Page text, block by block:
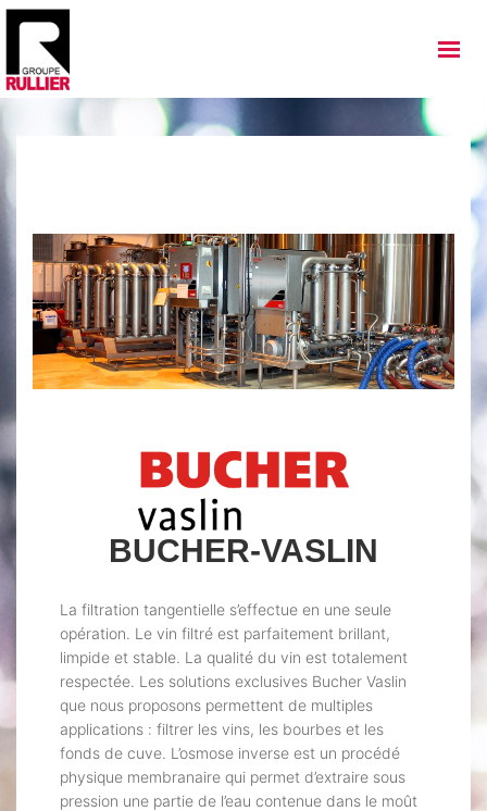
NOS ACTUALITÉS
BUCHER-VASLIN
La filtration tangentielle s’effectue en une seule
opération. Le vin filtré est parfaitement brillant,
limpide et stable. La qualité du vin est totalement
respectée. Les solutions exclusives Bucher Vaslin
que nous proposons permettent de multiples
applications : filtrer les vins, les bourbes et les
fonds de cuve. L’osmose inverse est un procédé
physique membranaire qui permet d’extraire sous
pression une partie de l’eau contenue dans le moût